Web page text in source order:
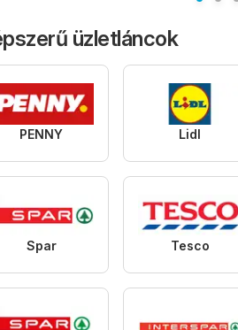
üzletláncok
PENNY Lidl
Spar Tesco